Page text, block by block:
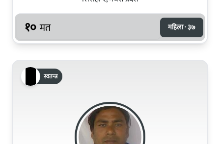
१० मत महिला · ३७
स्वतन्त्र